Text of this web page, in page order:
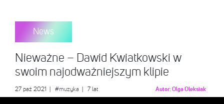
News
Nieważne – Dawid Kwiatkowski w
swoim najodważniejszym klipie
27 paź 2021 #muzyka | 7 lat Autor:Olga Oleksiak